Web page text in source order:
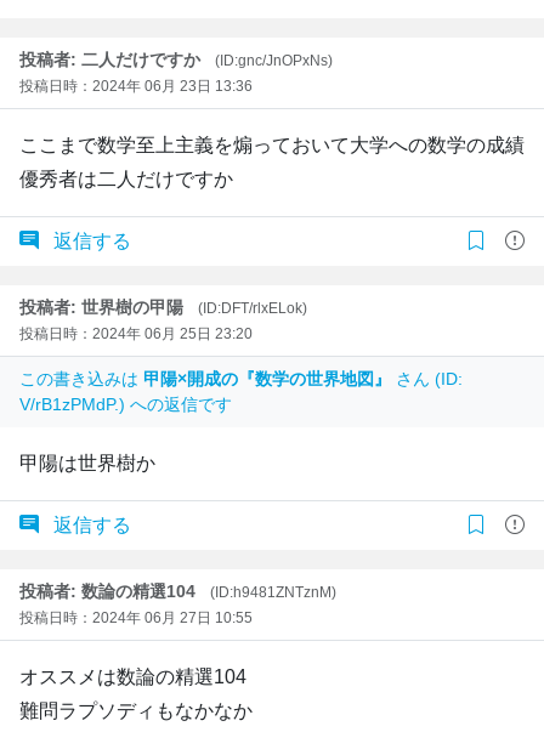
投稿者: 二人だけですか
(ID:gnc/JnOPxNs)
投稿日時：2024年 06月 23日 13:36
ここまで数学至上主義を煽っておいて大学への数学の成績
優秀者は二人だけですか
返信する
投稿者: 世界樹の甲陽
(ID:DFT/rlxELok)
投稿日時：2024年 06月 25日 23:20
この書き込みは 甲陽×開成の『数学の世界地図』
さん (ID:
V/rB1zPMdP.) への返信です
甲陽は世界樹か
返信する
投稿者: 数論の精選104
(ID:h9481ZNTznM)
投稿日時：2024年 06月 27日 10:55
オススメは数論の精選104
難問ラプソディもなかなか